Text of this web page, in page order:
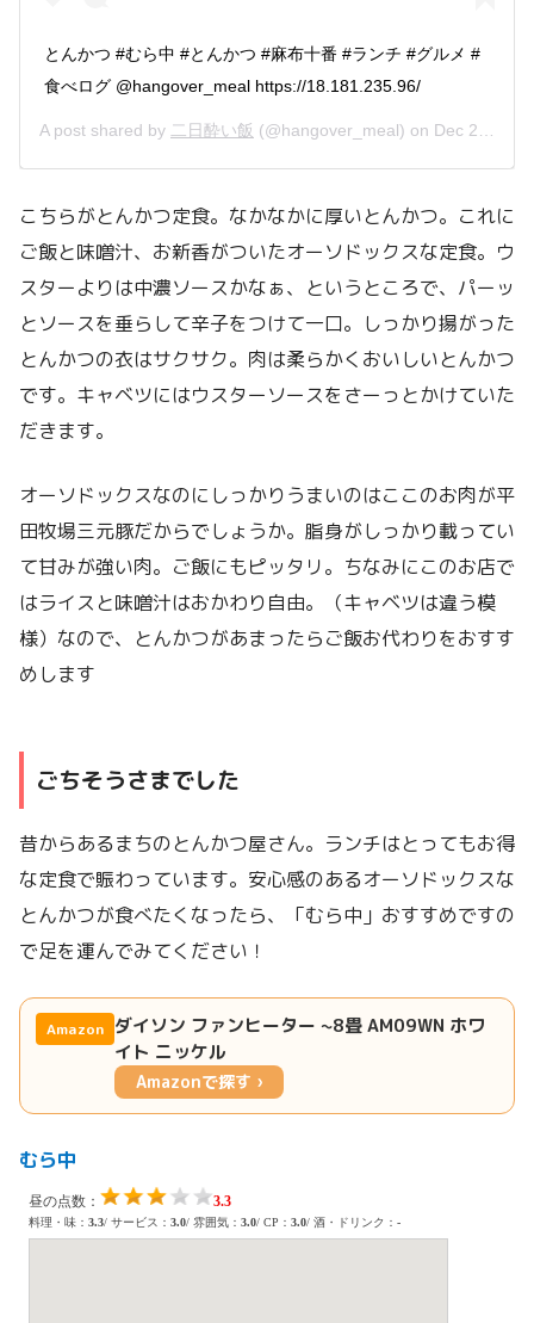
とんかつ #むら中 #とんかつ #麻布十番 #ランチ #グルメ #
食べログ @hangover_meal https://18.181.235.96/
A post shared by 二日酔い飯 (@hangover_meal) on Dec 25, 2018 at 7:38pm PST
こちらがとんかつ定食。なかなかに厚いとんかつ。これに
ご飯と味噌汁、お新香がついたオーソドックスな定食。ウ
スターよりは中濃ソースかなぁ、というところで、パーッ
とソースを垂らして辛子をつけて一口。しっかり揚がった
とんかつの衣はサクサク。肉は柔らかくおいしいとんかつ
です。キャベツにはウスターソースをさーっとかけていた
だきます。
オーソドックスなのにしっかりうまいのはここのお肉が平
田牧場三元豚だからでしょうか。脂身がしっかり載ってい
て甘みが強い肉。ご飯にもピッタリ。ちなみにこのお店で
はライスと味噌汁はおかわり自由。（キャベツは違う模
様）なので、とんかつがあまったらご飯お代わりをおすす
めします
ごちそうさまでした
昔からあるまちのとんかつ屋さん。ランチはとってもお得
な定食で賑わっています。安心感のあるオーソドックスな
とんかつが食べたくなったら、「むら中」おすすめですの
で足を運んでみてください！
Amazon ダイソン ファンヒーター ~8畳 AM09WN ホワ
イト ニッケル
Amazonで探す ›
むら中